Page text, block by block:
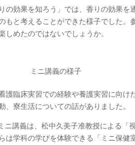
の効果を知ろう」では、香りの効果を
もと考えることができた様子でした。
めたのではないでしょうか。
ミニ講義の様子
護臨床実習での経験や養護実習に向
寮生活についての話がありました。
講義は、松中久美子准教授による「
は学科の学びを体験できる「ミニ保健